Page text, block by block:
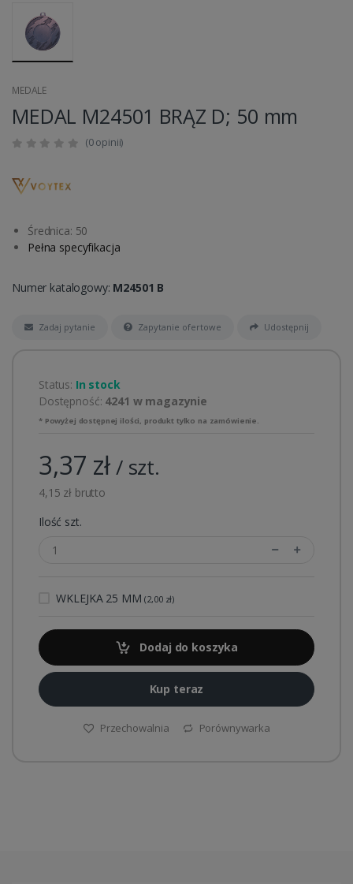
MEDALE
MEDAL M24501 BRĄZ D; 50 mm
(0 opinii)
Średnica: 50
Pełna specyfikacja
Numer katalogowy: M24501 B
Zadaj pytanie Zapytanie ofertowe Udostępnij
Status: In stock
Dostępność: 4241 w magazynie
* Powyżej dostępnej ilości, produkt tylko na zamówienie.
3,37 zł / szt.
4,15 zł brutto
Ilość szt.
WKLEJKA 25 MM(2,00 zł)
Dodaj do koszyka
Kup teraz
Przechowalnia Porównywarka